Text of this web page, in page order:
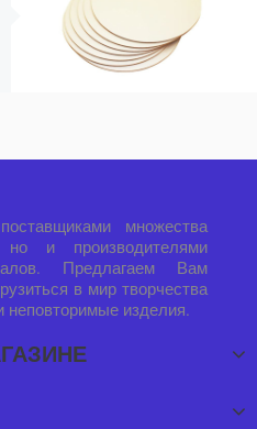
множества
и производителями
Предлагаем Вам
в мир творчества
неповторимые изделия.